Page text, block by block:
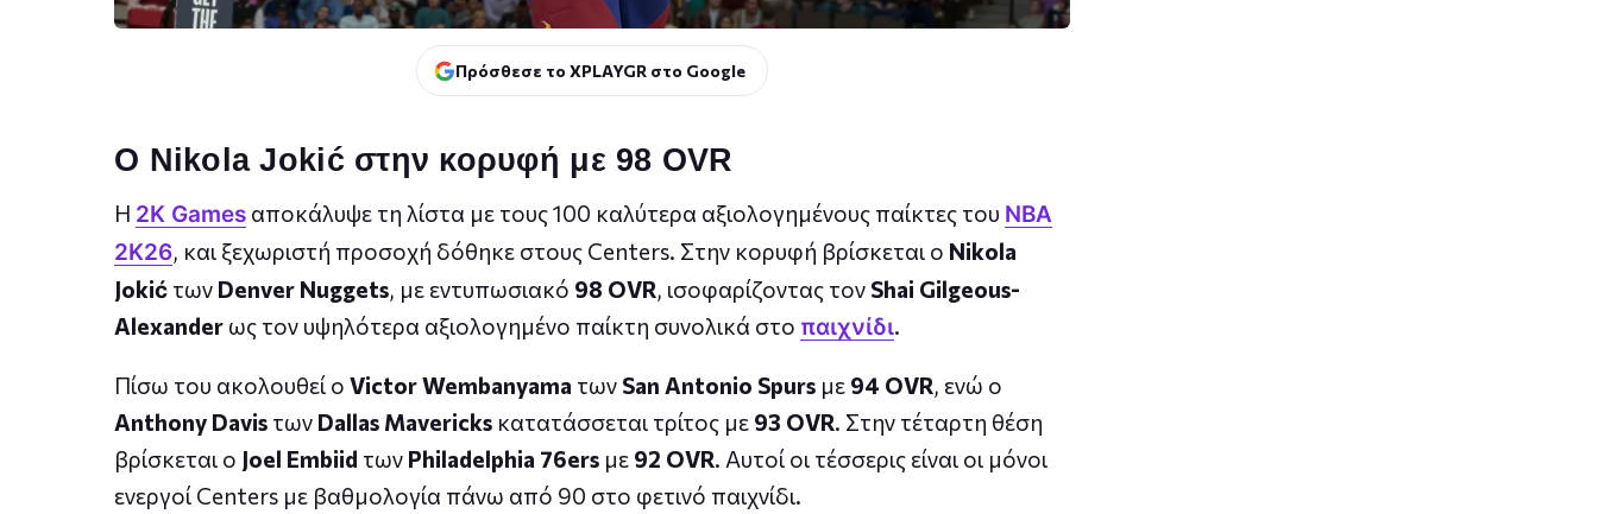
Πρόσθεσε το XPLAYGR στο Google
Ο Nikola Jokić στην κορυφή με 98 OVR
Η 2K Games αποκάλυψε τη λίστα με τους 100 καλύτερα αξιολογημένους παίκτες του NBA
2K26, και ξεχωριστή προσοχή δόθηκε στους Centers. Στην κορυφή βρίσκεται ο Nikola
Jokić των Denver Nuggets, με εντυπωσιακό 98 OVR, ισοφαρίζοντας τον Shai Gilgeous-
Alexander ως τον υψηλότερα αξιολογημένο παίκτη συνολικά στο παιχνίδι.
Πίσω του ακολουθεί ο Victor Wembanyama των San Antonio Spurs με 94 OVR, ενώ ο
Anthony Davis των Dallas Mavericks κατατάσσεται τρίτος με 93 OVR. Στην τέταρτη θέση
βρίσκεται ο Joel Embiid των Philadelphia 76ers με 92 OVR. Αυτοί οι τέσσερις είναι οι μόνοι
ενεργοί Centers με βαθμολογία πάνω από 90 στο φετινό παιχνίδι.